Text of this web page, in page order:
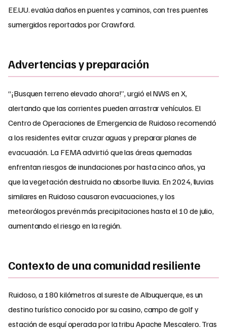
EE.UU. evalúa daños en puentes y caminos, con tres puentes
sumergidos reportados por Crawford.
Advertencias y preparación
“¡Busquen terreno elevado ahora!”, urgió el NWS en X,
alertando que las corrientes pueden arrastrar vehículos. El
Centro de Operaciones de Emergencia de Ruidoso recomendó
a los residentes evitar cruzar aguas y preparar planes de
evacuación. La FEMA advirtió que las áreas quemadas
enfrentan riesgos de inundaciones por hasta cinco años, ya
que la vegetación destruida no absorbe lluvia. En 2024, lluvias
similares en Ruidoso causaron evacuaciones, y los
meteorólogos prevén más precipitaciones hasta el 10 de julio,
aumentando el riesgo en la región.
Contexto de una comunidad resiliente
Ruidoso, a 180 kilómetros al sureste de Albuquerque, es un
destino turístico conocido por su casino, campo de golf y
estación de esquí operada por la tribu Apache Mescalero. Tras